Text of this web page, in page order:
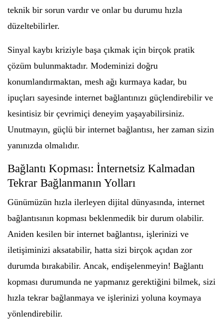
teknik bir sorun vardır ve onlar bu durumu hızla
düzeltebilirler.
Sinyal kaybı kriziyle başa çıkmak için birçok pratik
çözüm bulunmaktadır. Modeminizi doğru
konumlandırmaktan, mesh ağı kurmaya kadar, bu
ipuçları sayesinde internet bağlantınızı güçlendirebilir ve
kesintisiz bir çevrimiçi deneyim yaşayabilirsiniz.
Unutmayın, güçlü bir internet bağlantısı, her zaman sizin
yanınızda olmalıdır.
Bağlantı Kopması: İnternetsiz Kalmadan
Tekrar Bağlanmanın Yolları
Günümüzün hızla ilerleyen dijital dünyasında, internet
bağlantısının kopması beklenmedik bir durum olabilir.
Aniden kesilen bir internet bağlantısı, işlerinizi ve
iletişiminizi aksatabilir, hatta sizi birçok açıdan zor
durumda bırakabilir. Ancak, endişelenmeyin! Bağlantı
kopması durumunda ne yapmanız gerektiğini bilmek, sizi
hızla tekrar bağlanmaya ve işlerinizi yoluna koymaya
yönlendirebilir.